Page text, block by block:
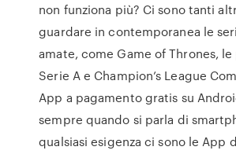
non funziona più? Ci sono tanti
guardare in contemporanea le
amate, come Game of Thrones,
Serie A e Champion’s League
App a pagamento gratis su
sempre quando si parla di
qualsiasi esigenza ci sono le App